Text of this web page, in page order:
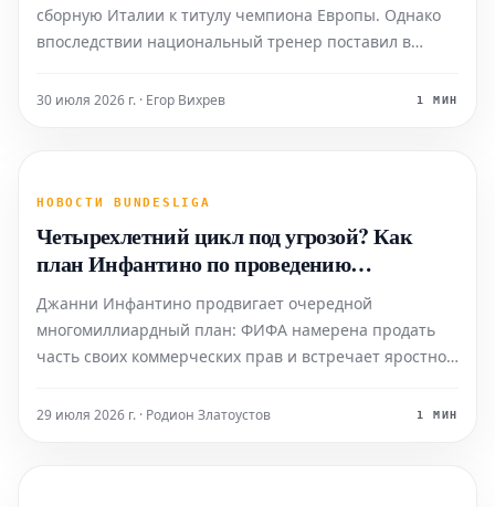
сборную Италии к титулу чемпиона Европы. Однако
впоследствии национальный тренер поставил в
Роберто Манчини вернулся из "пустыни" – как
30 июля 2026 г. · Егор Вихрев 1 МИН
НОВОСТИ BUNDESLIGA
Четырехлетний цикл под угрозой? Как
план Инфантино по проведению
Чемпионата мира влияет на болельщиков
Джанни Инфантино продвигает очередной
многомиллиардный план: ФИФА намерена продать
часть своих коммерческих прав и встречает яростное
с резкой критикой. Какие последствия угрожают
29 июля 2026 г. · Родион Златоустов 1 МИН